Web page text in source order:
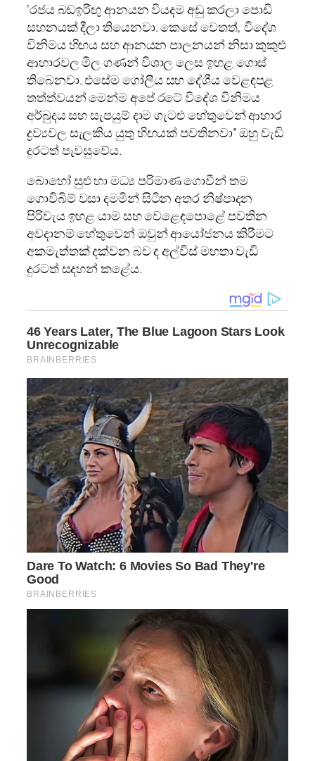
‘රජය බඩඉරිඟු ආනයන වියදම අඩු කරලා පොඩි
සහනයක් දීලා තියෙනවා. කෙසේ වෙතත්, විදේශ
විනිමය හිඟය සහ ආනයන පාලනයන් නිසා කුකුළු
ආහාරවල මිල ගණන් විශාල ලෙස ඉහළ ගොස්
තිබෙනවා. එසේම ගෝලීය සහ දේශීය වෙළඳපළ
තත්ත්වයන් මෙන්ම අපේ රටේ විදේශ විනිමය
අර්බුදය සහ සැපයුම් දාම ගැටළු හේතුවෙන් ආහාර
ද්‍රව්‍යවල සැලකිය යුතු හිඟයක් පවතිනවා” ඔහු වැඩි
දුරටත් පැවසුවේය.
බොහෝ සුළු හා මධ්‍ය පරිමාණ ගොවීන් තම
ගොවිබිම් වසා දමමින් සිටින අතර නිෂ්පාදන
පිරිවැය ඉහළ යාම සහ වෙළෙඳපොළේ පවතින
අවදානම් හේතුවෙන් ඔවුන් ආයෝජනය කිරීමට
අකමැත්තක් දක්වන බව ද අල්විස් මහතා වැඩි
දුරටත් සදහන් කළේය.